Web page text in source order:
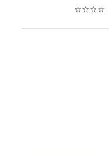
⭐⭐⭐⭐